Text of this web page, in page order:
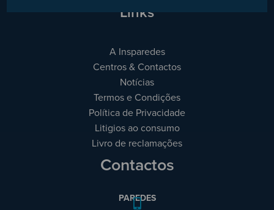
Links
A Insparedes
Centros & Contactos
Notícias
Termos e Condições
Política de Privacidade
Litigios ao consumo
Livro de reclamações
Contactos
PAREDES